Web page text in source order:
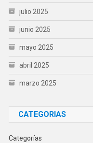
julio 2025
junio 2025
mayo 2025
abril 2025
marzo 2025
CATEGORIAS
Categorías